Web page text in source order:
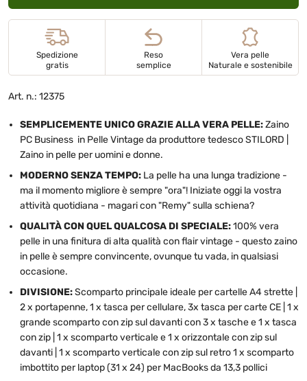
Spedizione
gratis
Reso
semplice
Vera pelle
Naturale e sostenibile
Art. n.: 12375
SEMPLICEMENTE UNICO GRAZIE ALLA VERA PELLE:Zaino
PC Business in Pelle Vintage da produttore tedesco STILORD |
Zaino in pelle per uomini e donne.
MODERNO SENZA TEMPO: La pelle ha una lunga tradizione -
ma il momento migliore è sempre "ora"! Iniziate oggi la vostra
attività quotidiana - magari con "Remy" sulla schiena?
QUALITÀ CON QUEL QUALCOSA DI SPECIALE:100% vera
pelle in una finitura di alta qualità con flair vintage - questo zaino
in pelle è sempre convincente, ovunque tu vada, in qualsiasi
occasione.
DIVISIONE:Scomparto principale ideale per cartelle A4 strette |
2 x portapenne, 1 x tasca per cellulare, 3x tasca per carte CE | 1 x
grande scomparto con zip sul davanti con 3 x tasche e 1 x tasca
con zip | 1 x scomparto verticale e 1 x orizzontale con zip sul
davanti | 1 x scomparto verticale con zip sul retro 1 x scomparto
imbottito per laptop (31 x 24) per MacBooks da 13,3 pollici